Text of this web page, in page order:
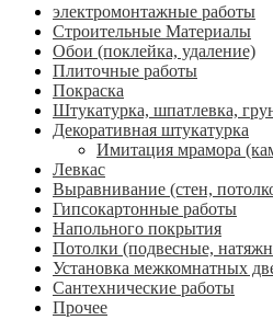
электромонтажные работы
Строительные Материалы
Обои (поклейка, удаление)
Плиточные работы
Покраска
Штукатурка, шпатлевка,
Декоративная штукатурка
Имитация мрамора
Левкас
Выравнивание (стен,
Гипсокартонные работы
Напольного покрытия
Потолки (подвесные,
Установка межкомнатных
Сантехнические работы
Прочее